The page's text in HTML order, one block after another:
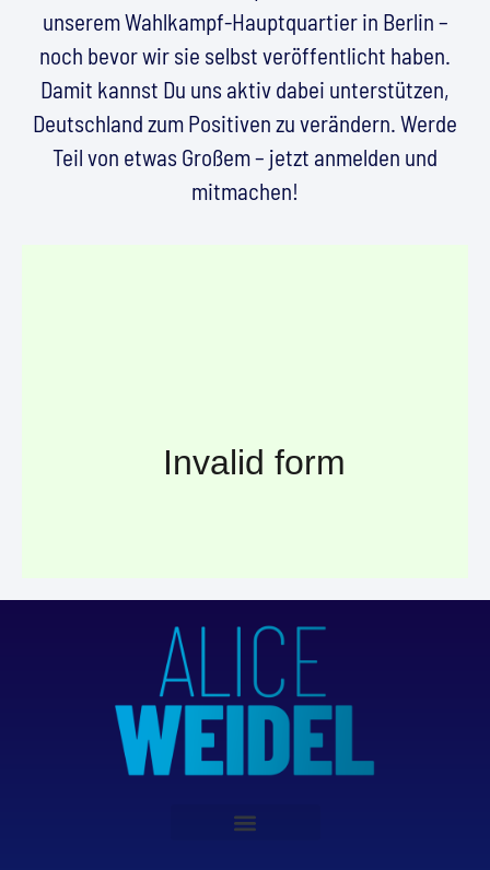
unserem Wahlkampf-Hauptquartier in Berlin –
noch bevor wir sie selbst veröffentlicht haben.
Damit kannst Du uns aktiv dabei unterstützen,
Deutschland zum Positiven zu verändern. Werde
Teil von etwas Großem – jetzt anmelden und
mitmachen!